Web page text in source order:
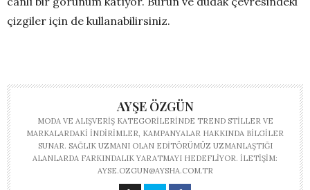
çizgiler için de kullanabilirsiniz.
AYŞE ÖZGÜN
MODA VE ALIŞVERIŞ KATEGORILERINDE TREND STILLER VE
MARKALARDAKI INDIRIMLER, KAMPANYALAR HAKKINDA BILGILER
SUNAR. SAĞLIK UZMANI OLAN EDITÖRÜMÜZ UZMANLAŞTIĞI
ALANLARDA FARKINDALIK YARATMAYI HEDEFLIYOR. İLETIŞIM:
AYSE.OZGUN@AYSHA.COM.TR